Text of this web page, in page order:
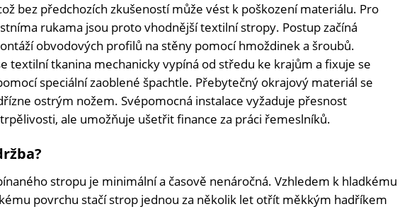
bez předchozích zkušeností může vést k poškození materiálu. Pro
rukama jsou proto vhodnější textilní stropy. Postup začíná
obvodových profilů na stěny pomocí hmoždinek a šroubů.
textilní tkanina mechanicky vypíná od středu ke krajům a fixuje se
speciální zaoblené špachtle. Přebytečný okrajový materiál se
ostrým nožem. Svépomocná instalace vyžaduje přesnost
ale umožňuje ušetřit finance za práci řemeslníků.
stropu je minimální a časově nenáročná. Vzhledem k hladkému
povrchu stačí strop jednou za několik let otřít měkkým hadříkem